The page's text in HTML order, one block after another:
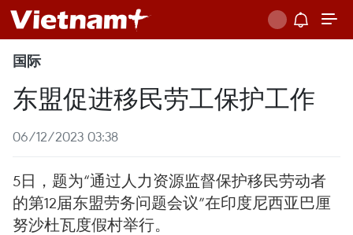
国际
东盟促进移民劳工保护工作
06/12/2023 03:38
5日，题为“通过人力资源监督保护移民劳动者
的第12届东盟劳务问题会议”在印度尼西亚巴厘
努沙杜瓦度假村举行。